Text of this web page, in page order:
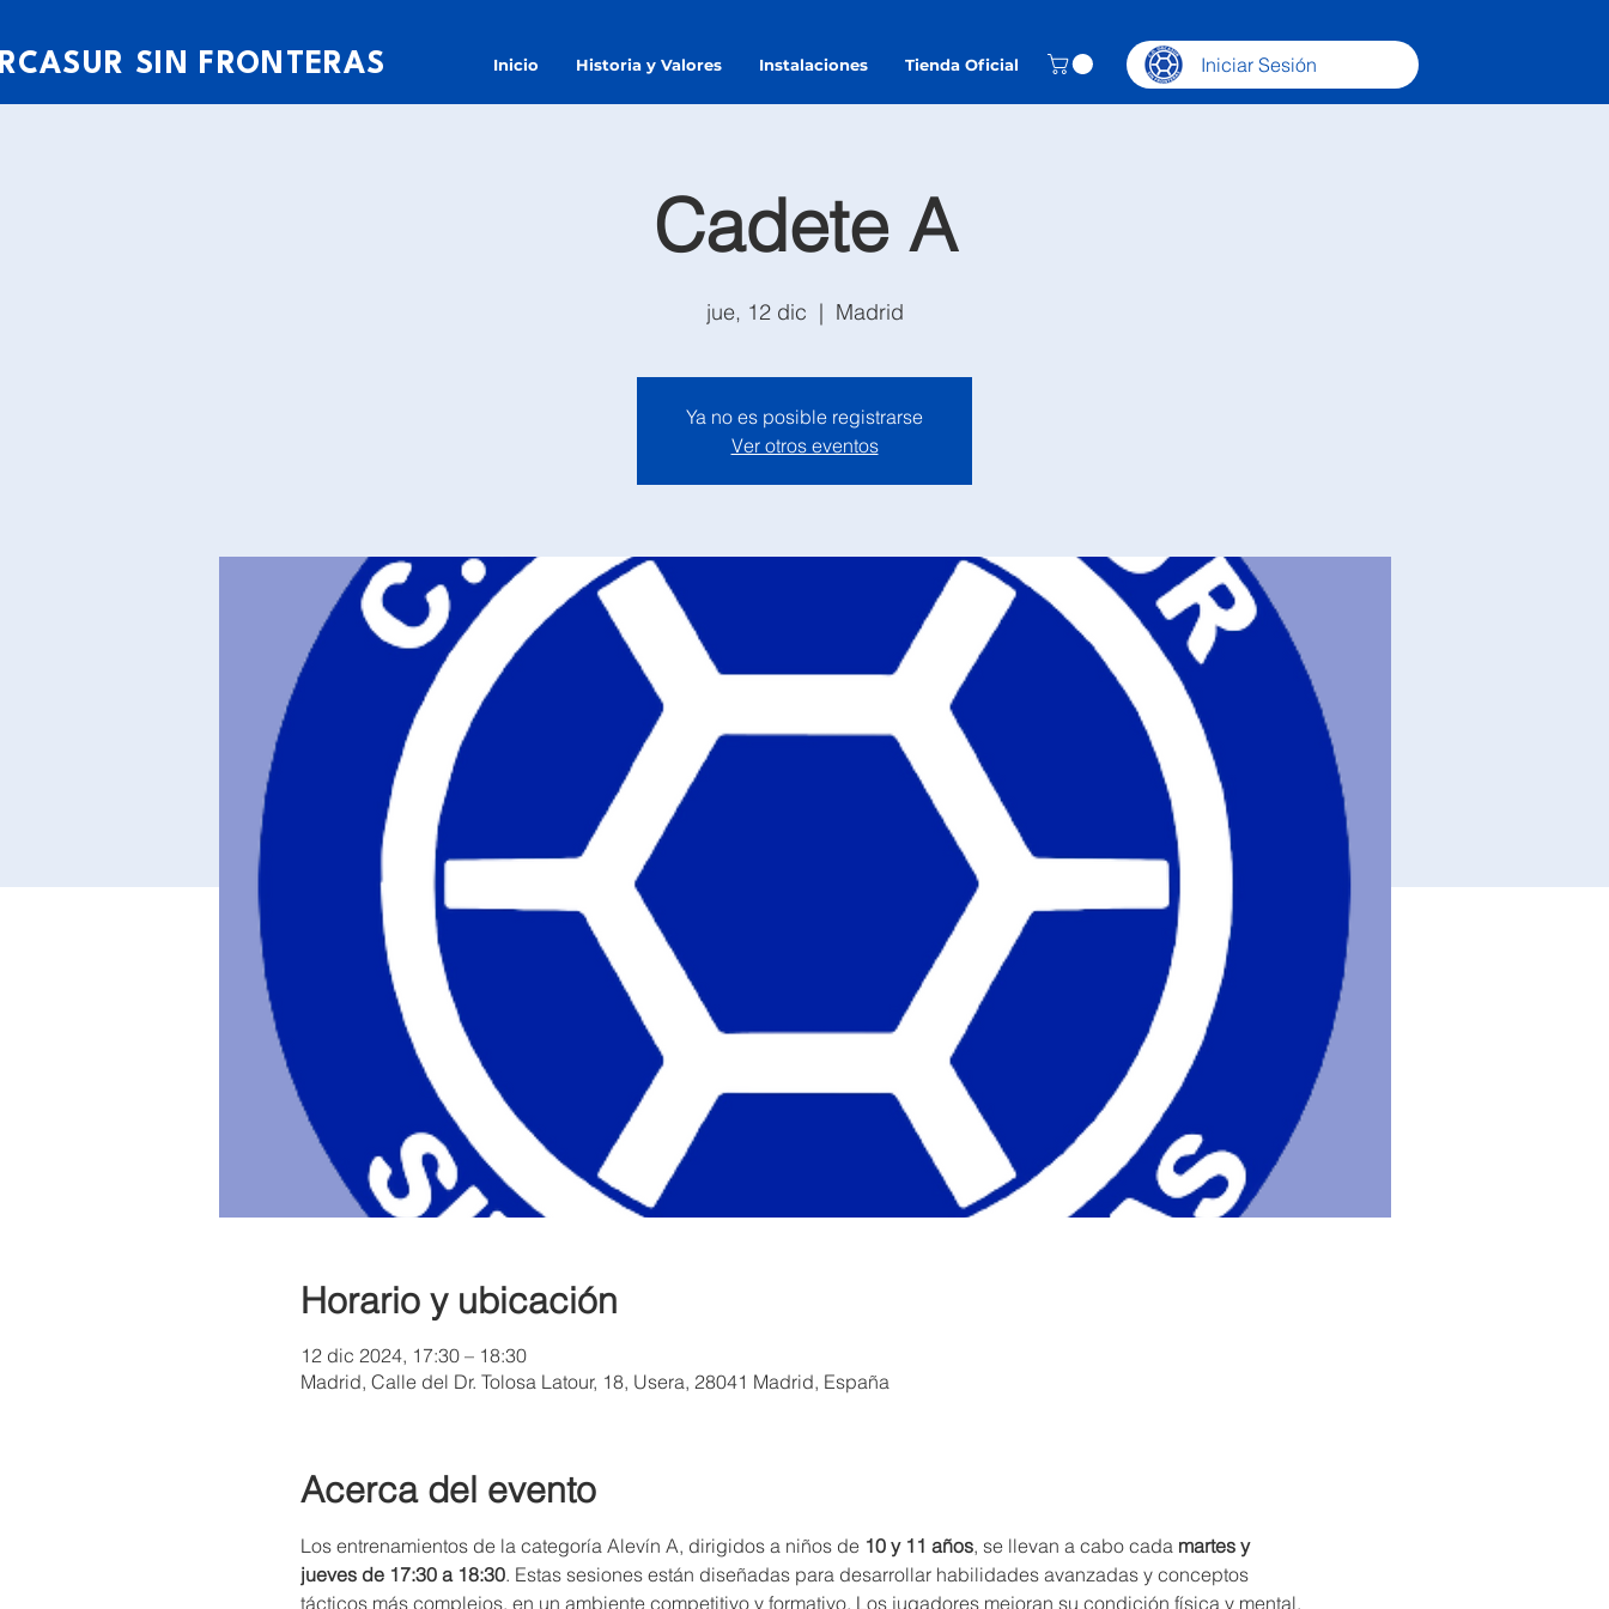
SIN FRONTERAS Inicio Historia y Valores Instalaciones Tienda Oficial Iniciar Sesión
Cadete A
jue, 12 dic
  |
Madrid
Ya no es posible registrarse
Ver otros eventos
Horario y ubicación
12 dic 2024, 17:30 – 18:30
Madrid, Calle del Dr. Tolosa Latour, 18, Usera, 28041 Madrid, España
Acerca del evento
Los entrenamientos de la categoría Alevín A, dirigidos a niños de 10 y 11 años, se llevan a cabo cada martes y
jueves de 17:30 a 18:30. Estas sesiones están diseñadas para desarrollar habilidades avanzadas y conceptos
tácticos más complejos, en un ambiente competitivo y formativo. Los jugadores mejoran su condición física y mental,